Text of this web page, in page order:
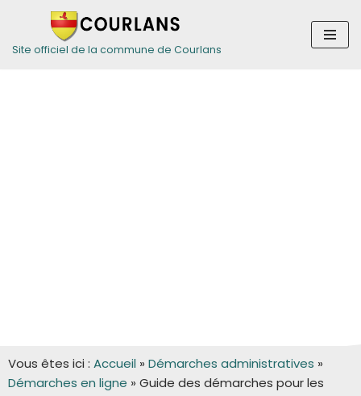
Aller
Site officiel de la commune de Courlans
Vous êtes ici : Accueil » Démarches administratives »
Démarches en ligne » Guide des démarches pour les